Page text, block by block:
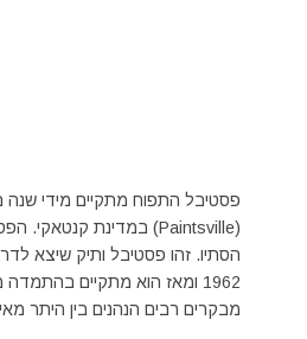
פסטיבל התפוח מתקיים מידי שנה
(
Paintsville) במדינת קנטאקי.
הסתיו. זהו פסטיבל ותיק שיצא
1962 ומאז הוא מתקיים
מבקרים רבים הנהנים בין היתר